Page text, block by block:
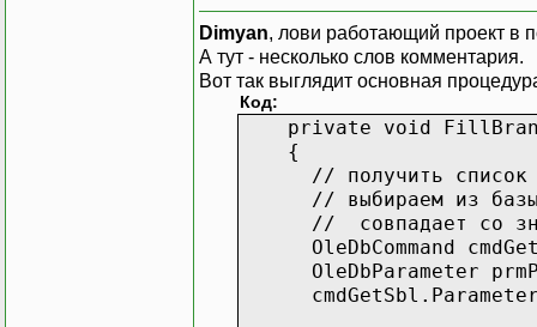
Dimyan, лови работающий проект в
А тут - несколько слов комментария.
Вот так выглядит основная
Код:
private void
{
// получить список
// выбираем из базы
// совпадает со
OleDbCommand
OleDbParameter